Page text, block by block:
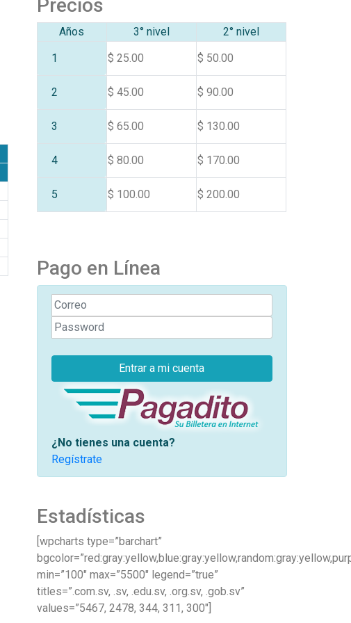
Precios
Años 3° nivel
2° nivel
1
$ 25.00 $ 50.00
2 $ 45.00 $ 90.00
3 $ 65.00 $ 130.00
4 $ 80.00 $ 170.00
5 $ 100.00 $ 200.00
Pago en Línea
Entrar a mi cuenta
¿No tienes una cuenta?
Regístrate
Estadísticas
[wpcharts type=”barchart”
min=”100″ max=”5500″ legend=”true”
titles=”.com.sv, .sv, .edu.sv, .org.sv, .gob.sv”
values=”5467, 2478, 344, 311, 300″]